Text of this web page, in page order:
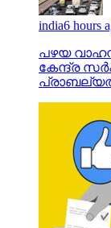
പഴയ
കേന്ദ്ര